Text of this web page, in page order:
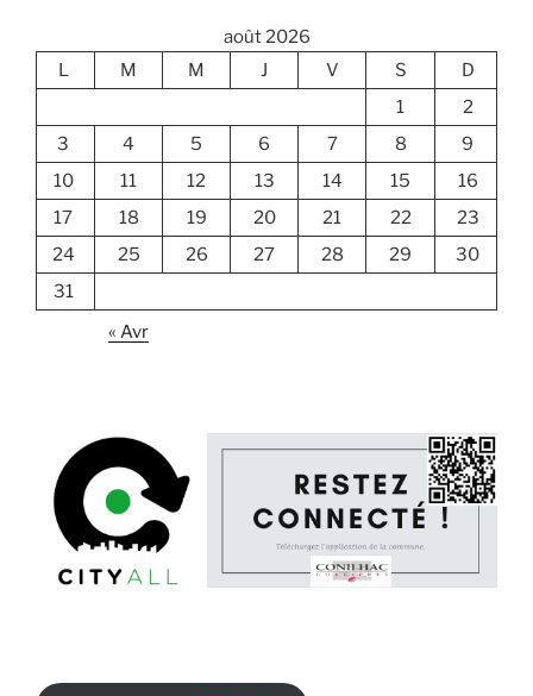
août 2026
L
M M J V S
D
1
2
3
4 5 6 7 8
9
10
11 12 13 14 15
16
17
18 19 20 21 22
23
24
25 26 27 28 29
30
31
« Avr